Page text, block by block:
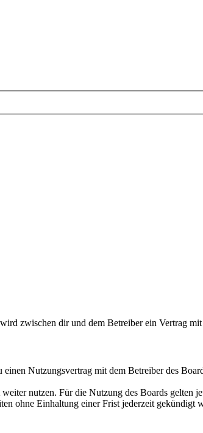
zwischen dir und dem Betreiber ein Vertrag mit
Nutzungsvertrag mit dem Betreiber des
nutzen. Für die Nutzung des Boards gelten
ohne Einhaltung einer Frist jederzeit gekündigt